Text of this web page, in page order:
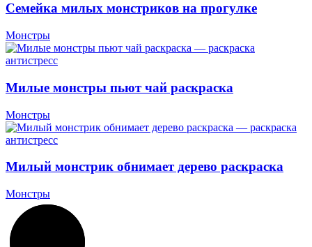
Семейка милых монстриков на прогулке
Монстры
Милые монстры пьют чай раскраска
Монстры
Милый монстрик обнимает дерево раскраска
Монстры